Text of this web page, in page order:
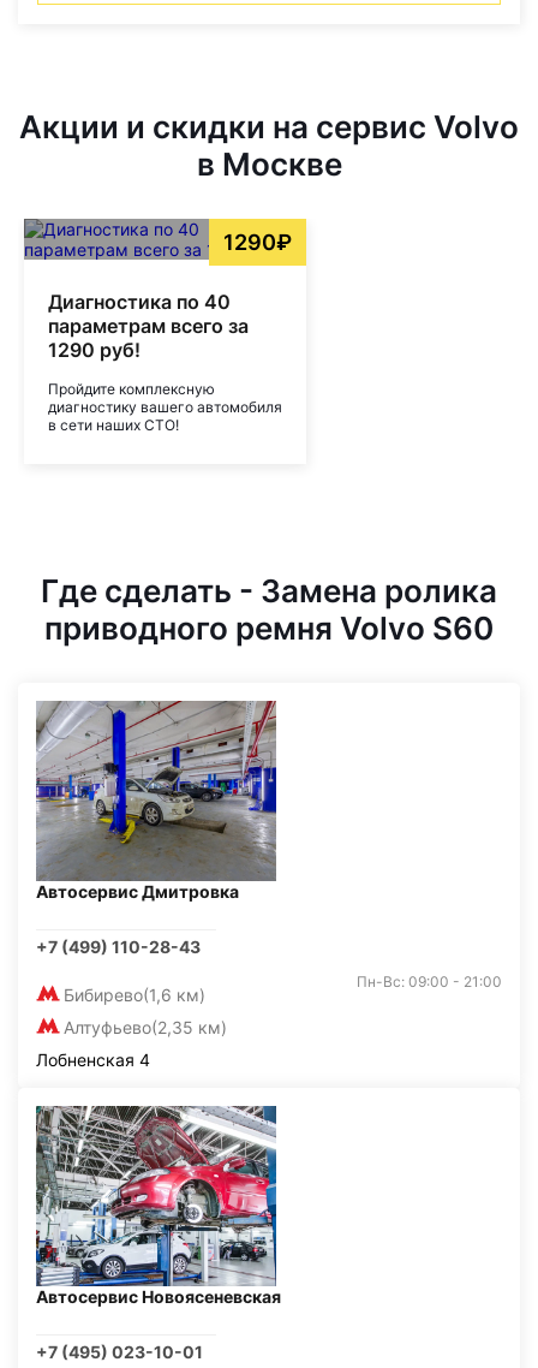
Акции и скидки на сервис Volvo
в Москве
1290₽
Диагностика по 40
параметрам всего за
1290 руб!
Пройдите комплексную
диагностику вашего автомобиля
в сети наших СТО!
Где сделать - Замена ролика
приводного ремня Volvo S60
Автосервис Дмитровка
+7 (499) 110-28-43
Бибирево(1,6 км)
Алтуфьево(2,35 км)
Пн-Вс: 09:00 - 21:00
Лобненская 4
Автосервис Новоясеневская
+7 (495) 023-10-01